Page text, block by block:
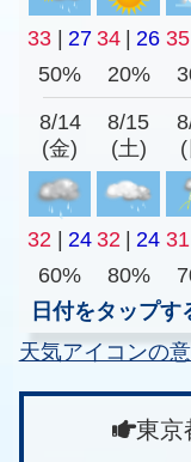
33 | 27 34 | 26 35
50%
20%
8/14
(金)
8/15
(土)
32 | 24 32 | 24 31
60%
80%
日付をタップ
天気アイコンの
東京